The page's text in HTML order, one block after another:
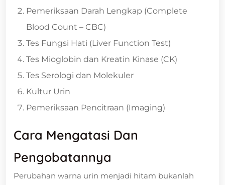
Pemeriksaan Darah Lengkap (Complete
Blood Count – CBC)
Tes Fungsi Hati (Liver Function Test)
Tes Mioglobin dan Kreatin Kinase (CK)
Tes Serologi dan Molekuler
Kultur Urin
Pemeriksaan Pencitraan (Imaging)
Cara Mengatasi Dan
Pengobatannya
Perubahan warna urin menjadi hitam bukanlah